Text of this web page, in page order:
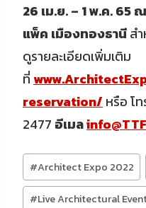
26 เม.ย. – 1 พ.ค. 65
แพ็ค เมืองทองธานีส
ดูรายละเอียดเพิ่มเติม
ที่
reservation/ หรือ โ
2477 อีเมล
Post
Tags:
#Architect Expo 2022
#Live Architectural